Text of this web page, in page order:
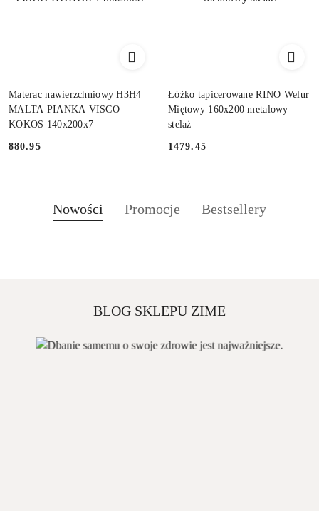
Materac nawierzchniowy H3H4
MALTA PIANKA VISCO
KOKOS 140x200x7
Cena:
880.95
Łóżko tapicerowane RINO Welur
Miętowy 160x200 metalowy
stelaż
Cena:
1479.45
Pomiń karuzelę produktów
Produkty
Nowości
Produkty
Promocje
Produkty
Bestsellery
BLOG SKLEPU ZIME